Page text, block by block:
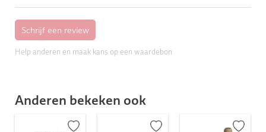
Help anderen en maak kans op een waardebon
Anderen bekeken ook